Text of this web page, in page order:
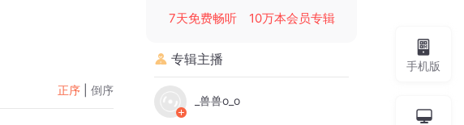
正序 倒序
7天免费畅听
10万本会员专辑
专辑主播
_兽兽o_o
手机版